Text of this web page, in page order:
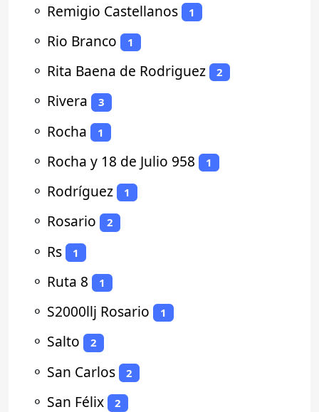
⚬ Remigio Castellanos 1
⚬ Rio Branco 1
⚬ Rita Baena de Rodriguez 2
⚬ Rivera 3
⚬ Rocha 1
⚬ Rocha y 18 de Julio 958 1
⚬ Rodríguez 1
⚬ Rosario 2
⚬ Rs 1
⚬ Ruta 8 1
⚬ S2000llj Rosario 1
⚬ Salto 2
⚬ San Carlos 2
⚬ San Félix 2